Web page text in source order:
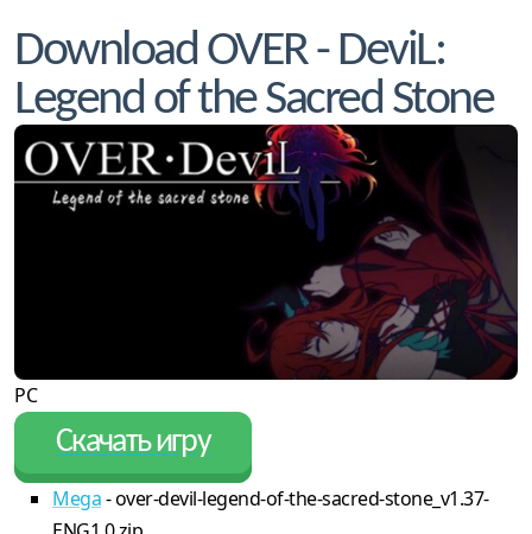
Download OVER - DeviL:
Legend of the Sacred Stone
PC
Скачать игру
Mega- over-devil-legend-of-the-sacred-stone_v1.37-